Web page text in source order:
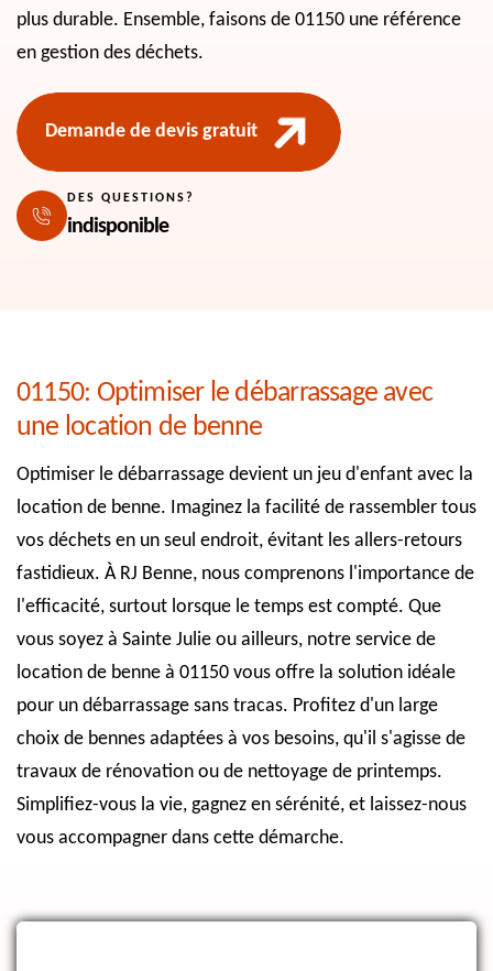
plus durable. Ensemble, faisons de 01150 une référence
en gestion des déchets.
Demande de devis gratuit
DES QUESTIONS?
indisponible
01150: Optimiser le débarrassage avec
une location de benne
Optimiser le débarrassage devient un jeu d'enfant avec la
location de benne. Imaginez la facilité de rassembler tous
vos déchets en un seul endroit, évitant les allers-retours
fastidieux. À RJ Benne, nous comprenons l'importance de
l'efficacité, surtout lorsque le temps est compté. Que
vous soyez à Sainte Julie ou ailleurs, notre service de
location de benne à 01150 vous offre la solution idéale
pour un débarrassage sans tracas. Profitez d'un large
choix de bennes adaptées à vos besoins, qu'il s'agisse de
travaux de rénovation ou de nettoyage de printemps.
Simplifiez-vous la vie, gagnez en sérénité, et laissez-nous
vous accompagner dans cette démarche.